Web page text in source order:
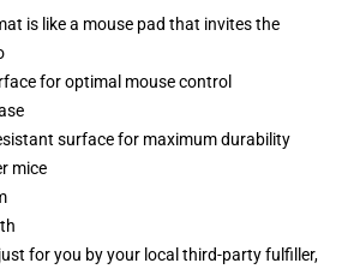
is like a mouse pad that invites the
for optimal mouse control
surface for maximum durability
mice
for you by your local third-party fulfiller,